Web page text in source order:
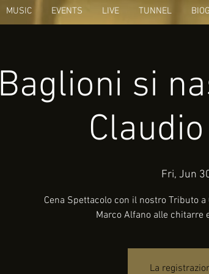
MUSIC EVENTS LIVE TUNNEL
Baglioni si
Fri, Jun
Cena Spettacolo con il nostro Tributo a
Marco Alfano alle chitarre
La